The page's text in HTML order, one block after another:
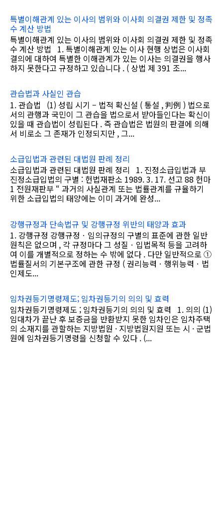
특별이해관계 있는 이사의 범위와 이사회 의결권 제한 및 정족
수 계산 방법
특별이해관계 있는 이사의 범위와 이사회 의결권 제한 및 정족
수 계산 방법 1. 특별이해관계 있는 이사 현행 상법은 이사회
결의에 대하여 특별한 이해관계가 있는 이사는 의결권을 행사
하지 못한다고 규정하고 있습니다 . ( 상법 제 391 조...
관습법과 사실인 관습
1. 관습법 (1) 성립 시기 – 법적 확신설 ( 통설 , 判例 ) 법으로
서의 관행과 국민이 그 관습을 법으로서 받아들인다는 확신이
있을 때 관습법이 성립된다 . 즉 관습법은 법원의 판결에 의해
서 비로소 그 존재가 인정되지만 , 그...
소급입법과 관련된 대법원 판례 정리
소급입법과 관련된 대법원 판례 정리 1. 진정소급입법과 부
진정소급입법의 구별 : 헌법재판소 1989. 3. 17. 선고 88 헌마
1 전원재판부 “ 과거의 사실관계 또는 법률관계를 규율하기
위한 소급입법의 태양에는 이미 과거에 완성...
강행규정과 단속법규 및 강행규정 위반의 태양과 효과
1. 강행규정 강행규정ㆍ임의규정의 구별의 표준에 관한 일반
원칙은 없으며 , 각 규정마다 그 성질ㆍ입법목적 등을 고려하
여 이를 개별적으로 정하는 수 밖에 없다 . 다만 일반적으로 ①
법률질서의 기본구조에 관한 규정 ( 권리능력ㆍ행위능력ㆍ법
인제도...
임차권등기명령제도; 임차권등기의 의의 및 효력
임차권등기명령제도 ; 임차권등기의 의의 및 효력 1. 의의 (1)
임대차가 끝난 후 보증금을 반환받지 못한 임차인은 임차주택
의 소재지를 관할하는 지방법원 · 지방법원지원 또는 시 · 군법
원에 임차권등기명령을 신청할 수 있다 . (...